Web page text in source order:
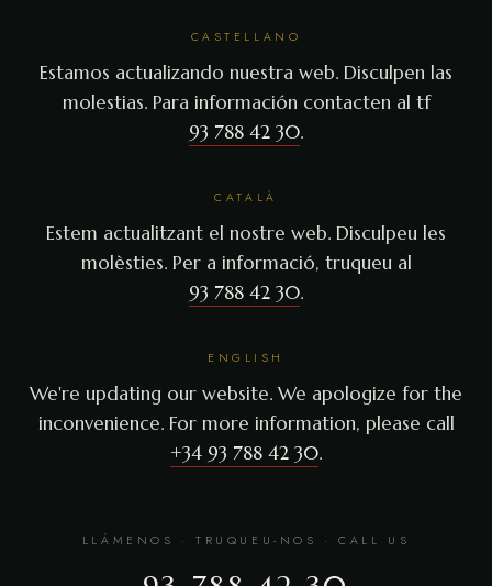
CASTELLANO
Estamos actualizando nuestra web. Disculpen las
molestias. Para información contacten al tf
93 788 42 30.
CATALÀ
Estem actualitzant el nostre web. Disculpeu les
molèsties. Per a informació, truqueu al
93 788 42 30.
ENGLISH
We're updating our website. We apologize for the
inconvenience. For more information, please call
+34 93 788 42 30.
LLÁMENOS · TRUQUEU-NOS · CALL US